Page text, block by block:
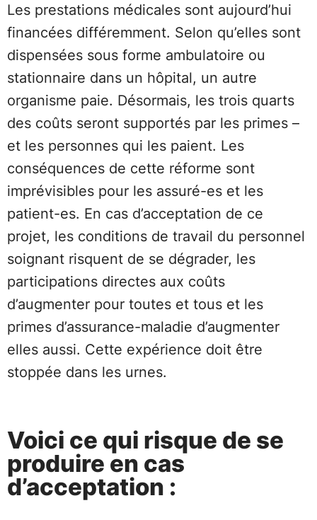
Les prestations médicales sont aujourd’hui
financées différemment. Selon qu’elles sont
dispensées sous forme ambulatoire ou
stationnaire dans un hôpital, un autre
organisme paie. Désormais, les trois quarts
des coûts seront supportés par les primes –
et les personnes qui les paient. Les
conséquences de cette réforme sont
imprévisibles pour les assuré-es et les
patient-es. En cas d’acceptation de ce
projet, les conditions de travail du personnel
soignant risquent de se dégrader, les
participations directes aux coûts
d’augmenter pour toutes et tous et les
primes d’assurance-maladie d’augmenter
elles aussi. Cette expérience doit être
stoppée dans les urnes.
Voici ce qui risque de se
produire en cas
d’acceptation :